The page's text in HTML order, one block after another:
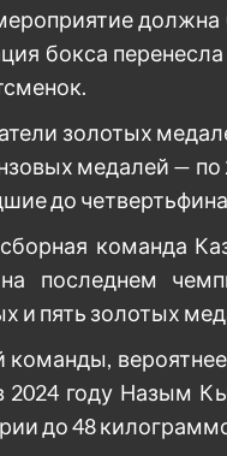
бокса
золотых
медалей —
до
команда
последнем
и пять золотых
году Назым
до 48